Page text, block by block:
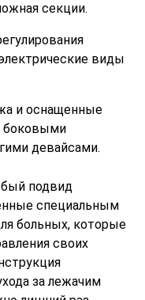
секции.
виды
и оснащенные
боковыми
девайсами.
подвид
специальным
больных, которые
своих
за лежачим